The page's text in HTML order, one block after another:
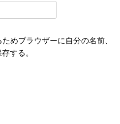
めブラウザーに自分の名前、
する。